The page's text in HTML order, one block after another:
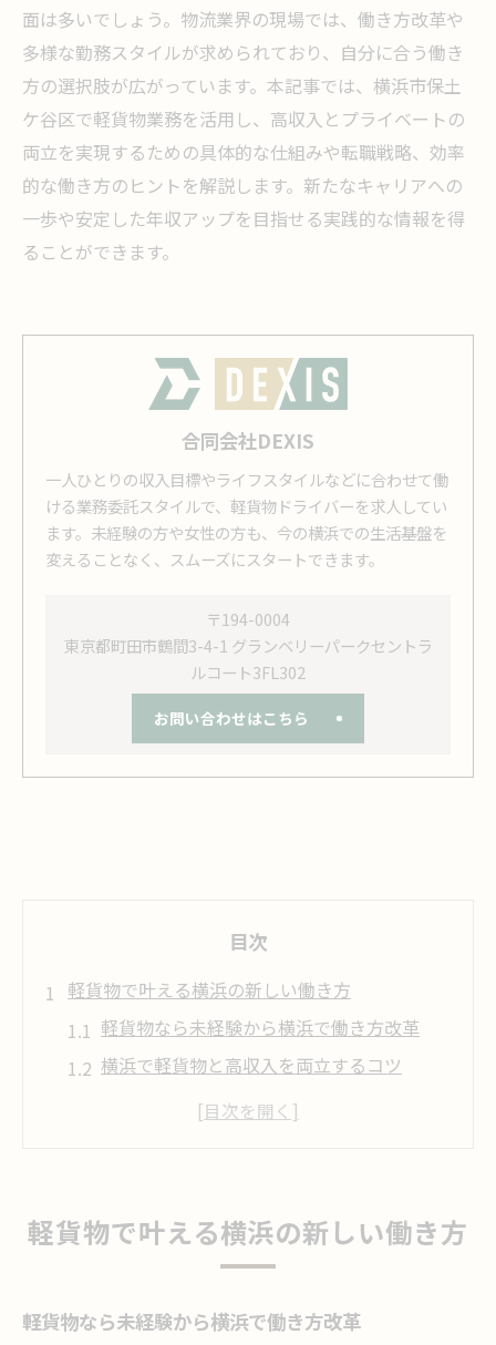
面は多いでしょう。物流業界の現場では、働き方改革や
多様な勤務スタイルが求められており、自分に合う働き
方の選択肢が広がっています。本記事では、横浜市保土
ケ谷区で軽貨物業務を活用し、高収入とプライベートの
両立を実現するための具体的な仕組みや転職戦略、効率
的な働き方のヒントを解説します。新たなキャリアへの
一歩や安定した年収アップを目指せる実践的な情報を得
ることができます。
合同会社DEXIS
一人ひとりの収入目標やライフスタイルなどに合わせて働
ける業務委託スタイルで、軽貨物ドライバーを求人してい
ます。未経験の方や女性の方も、今の横浜での生活基盤を
変えることなく、スムーズにスタートできます。
〒194-0004
東京都町田市鶴間3-4-1 グランベリーパークセントラ
ルコート3FL302
お問い合わせはこちら
目次
軽貨物で叶える横浜の新しい働き方
軽貨物なら未経験から横浜で働き方改革
横浜で軽貨物と高収入を両立するコツ
軽貨物の柔軟な働き方が選ばれる理由
高収入と両立する軽貨物業の魅力発見
軽貨物で高収入を目指す横浜の現実
横浜の軽貨物が人気な収入事情解説
軽貨物で叶える横浜の新しい働き方
軽貨物なら未経験から横浜で働き方改革